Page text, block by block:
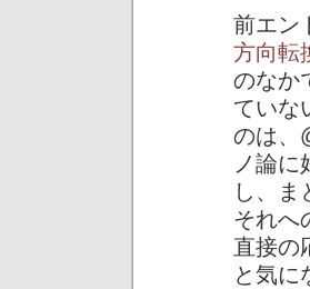
前エン
方向転
のなか
ていな
のは、
ノ論
し、ま
それへ
直接の
と気に